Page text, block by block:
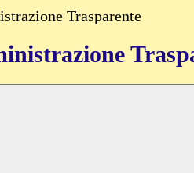
Trasparente